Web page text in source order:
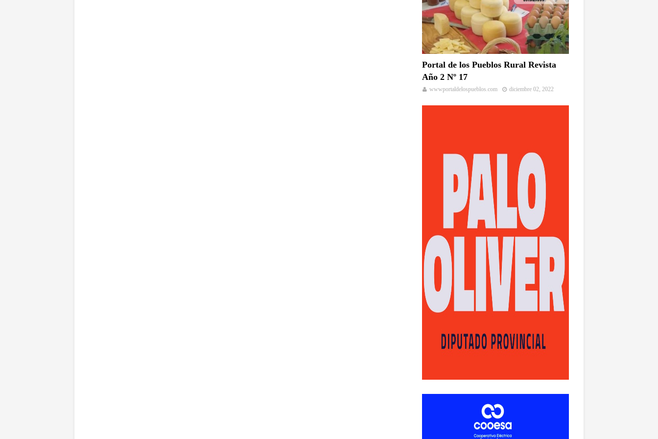
Portal de los Pueblos Rural Revista
Año 2 Nº 17
wwwportaldelospueblos.com diciembre 02, 2022